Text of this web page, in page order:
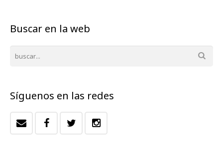
Buscar en la web
Síguenos en las redes